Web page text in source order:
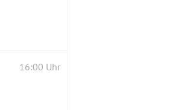
16:00 Uhr